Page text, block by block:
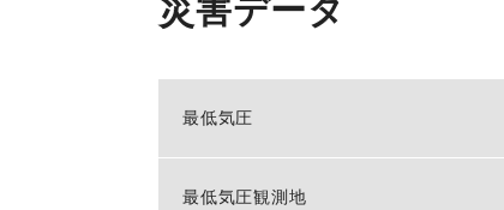
災害データ
最低気圧
最低気圧観測地